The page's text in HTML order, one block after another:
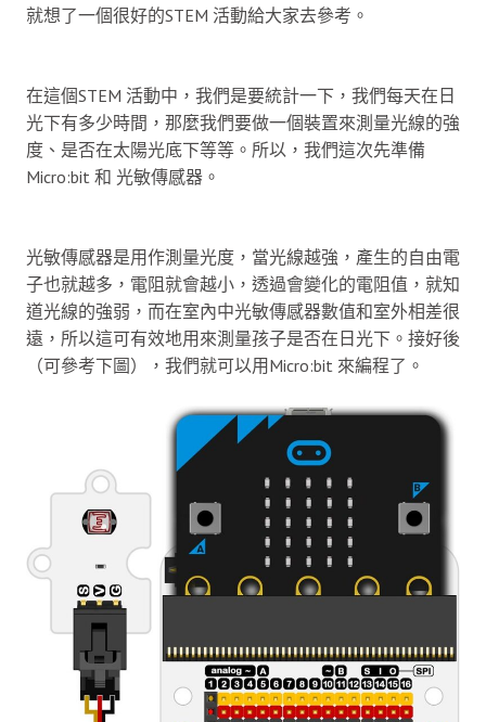
就想了一個很好的STEM 活動給大家去參考。
在這個STEM 活動中，我們是要統計一下，我們每天在日
光下有多少時間，那麼我們要做一個裝置來測量光線的強
度、是否在太陽光底下等等。所以，我們這次先準備
Micro:bit 和 光敏傳感器。
光敏傳感器是用作測量光度，當光線越強，產生的自由電
子也就越多，電阻就會越小，透過會變化的電阻值，就知
道光線的強弱，而在室內中光敏傳感器數值和室外相差很
遠，所以這可有效地用來測量孩子是否在日光下。接好後
（可參考下圖），我們就可以用Micro:bit 來編程了。